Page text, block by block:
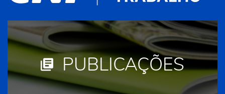
PUBLICAÇÕES